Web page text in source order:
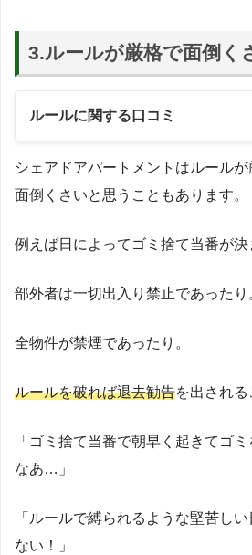
3.ルールが厳格で面倒く
ルールに関する口コミ
シェアドアパートメントはルールが
面倒くさいと思うこともあります。
例えば日によってゴミ捨て当番が決
部外者は一切出入り禁止であったり
全物件が禁煙であったり。
ルールを破れば退去勧告を出される
「ゴミ捨て当番で朝早く起きてゴ
なあ…」
「ルールで縛られるような堅苦し
ない！」